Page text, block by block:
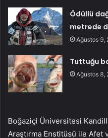
Ödüllü
metrede
Ağustos 9,
Tuttuğu
Ağustos 8,
Boğaziçi Üniversitesi
Araştırma Enstitüsü ile Afet